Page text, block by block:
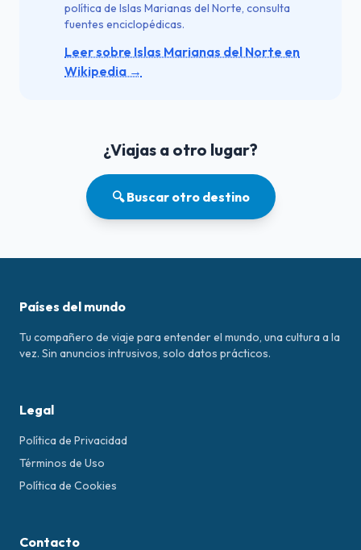
política de Islas Marianas del Norte, consulta
fuentes enciclopédicas.
Leer sobre Islas Marianas del Norte en
Wikipedia →
¿Viajas a otro lugar?
🔍 Buscar otro destino
Países del mundo
Tu compañero de viaje para entender el mundo, una cultura a la
vez. Sin anuncios intrusivos, solo datos prácticos.
Legal
Política de Privacidad
Términos de Uso
Política de Cookies
Contacto